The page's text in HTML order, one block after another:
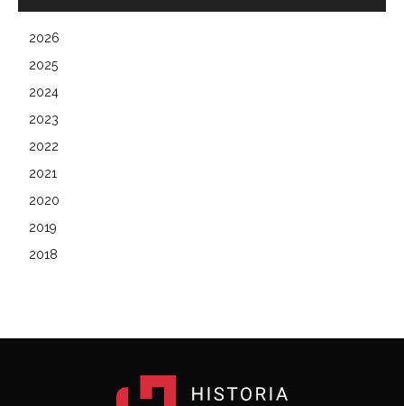
2026
2025
2024
2023
2022
2021
2020
2019
2018